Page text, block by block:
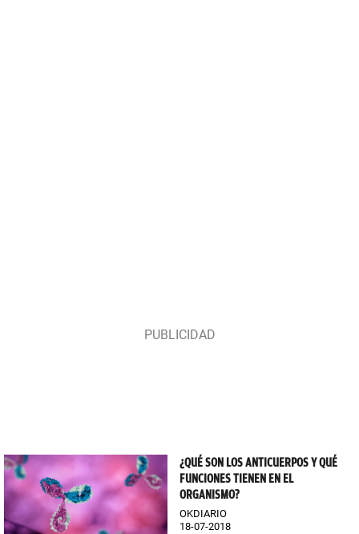
¿QUÉ SON LOS ANTICUERPOS Y QUÉ
FUNCIONES TIENEN EN EL
ORGANISMO?
OKDIARIO
18-07-2018